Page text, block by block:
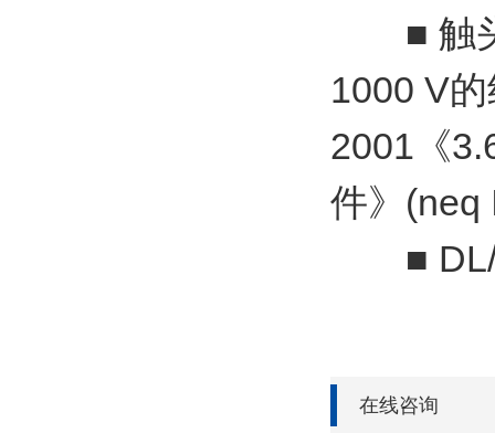
■ 触头
1000 V
2001《
件》(neq
■ DL/
在线咨询